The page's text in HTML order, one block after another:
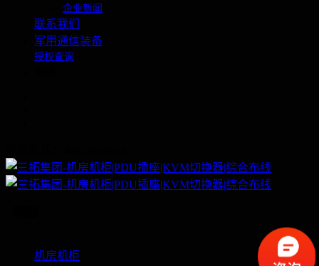
企业新闻
联系我们
军用通信装备
授权查询
机房机柜